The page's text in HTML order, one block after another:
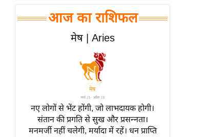
बॉलीवुड
हॉलीवुड
फिल्म समीक्षा
लाइफस्टाइल
टेक्नॉलॉजी
ब्यूटी/फैशन
घरेलू नुस्खे
आज का राशिफल
मेष | Aries
नए लोगों से भेंट होंगी, जो लाभदायक होगी।
संतान की प्रगति से सुख और प्रसन्नता।
मनमर्जी नहीं चलेगी, मर्यादा में रहें। धन प्राप्ति